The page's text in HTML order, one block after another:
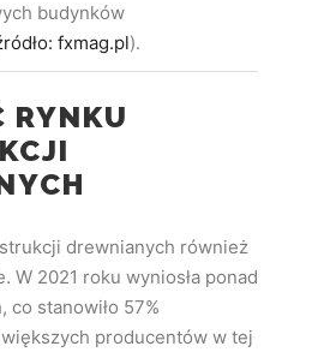
budynków
fxmag.pl).
RYNKU
drewnianych również
W 2021 roku wyniosła ponad
co stanowiło 57%
producentów w tej